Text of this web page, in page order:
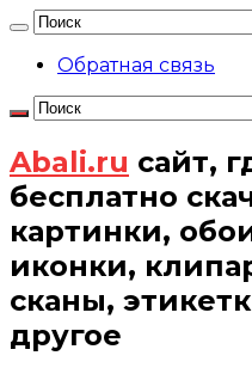
Обратная связь
Abali.ru сайт,
бесплатно
картинки,
иконки,
сканы,
другое